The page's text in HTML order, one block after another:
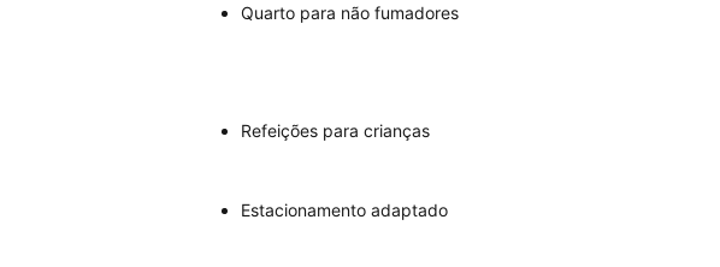
Quarto para não fumadores
Refeições para crianças
Estacionamento adaptado